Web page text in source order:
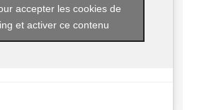
accepter les cookies de
et activer ce contenu